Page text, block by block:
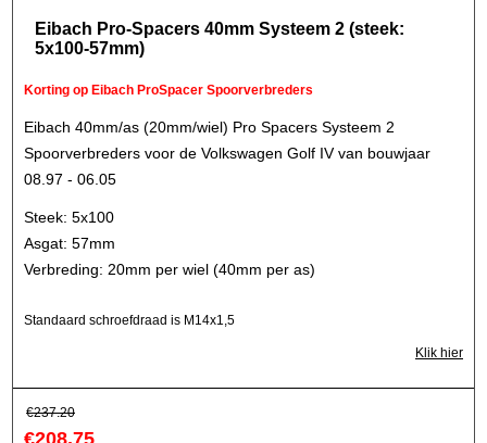
Eibach Pro-Spacers 40mm Systeem 2 (steek:
5x100-57mm)
Korting op Eibach ProSpacer Spoorverbreders
Eibach 40mm/as (20mm/wiel) Pro Spacers Systeem 2
Spoorverbreders voor de Volkswagen Golf IV van bouwjaar
08.97 - 06.05
Steek: 5x100
Asgat: 57mm
Verbreding: 20mm per wiel (40mm per as)
Standaard schroefdraad is M14x1,5
Klik hier
€237.20
€208.75